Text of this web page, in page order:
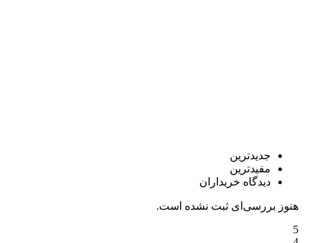
جدیدترین
مفیدترین
دیدگاه خریداران
هنوز بررسی‌ای ثبت نشده است.